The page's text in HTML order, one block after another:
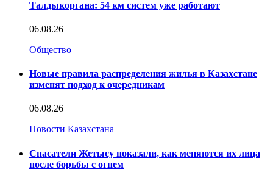
Талдыкоргана: 54 км систем уже работают
06.08.26
Общество
Новые правила распределения жилья в Казахстане
изменят подход к очередникам
06.08.26
Новости Казахстана
Спасатели Жетысу показали, как меняются их лица
после борьбы с огнем